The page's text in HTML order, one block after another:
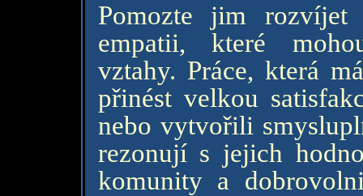
Pomozte jim
empatii, které
vztahy. Práce, která
přinést velkou
nebo vytvořili
rezonují s jejich
komunity a